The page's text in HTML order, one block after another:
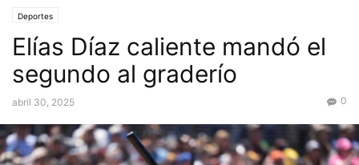
Deportes
Elías Díaz caliente mandó el
segundo al graderío
abril 30, 2025 0